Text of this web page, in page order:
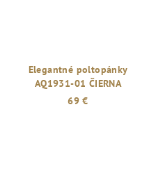
Elegantné poltopánky
AQ1931-01 ČIERNA
69 €